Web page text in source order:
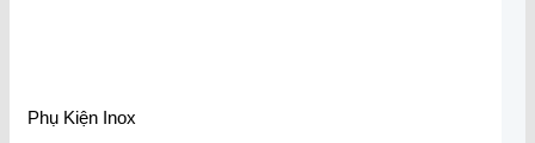
Phụ Kiện Inox